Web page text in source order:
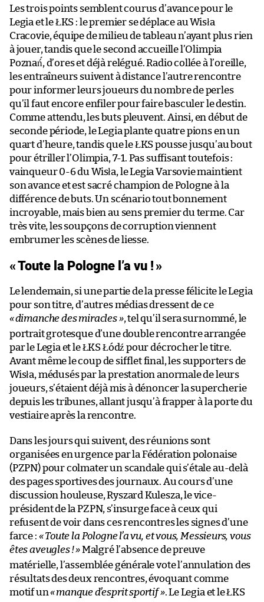
Les trois points semblent courus d’avance pour le
Legia et le ŁKS : le premier se déplace au Wisła
Cracovie, équipe de milieu de tableau n’ayant plus rien
à jouer, tandis que le second accueille l’Olimpia
Poznań́, d’ores et déjà relégué. Radio collée à l’oreille,
les entraîneurs suivent à distance l’autre rencontre
pour informer leurs joueurs du nombre de perles
qu’il faut encore enfiler pour faire basculer le destin.
Comme attendu, les buts pleuvent. Ainsi, en début de
seconde période, le Legia plante quatre pions en un
quart d’heure, tandis que le ŁKS pousse jusqu’au bout
pour étriller l’Olimpia, 7-1. Pas suffisant toutefois :
vainqueur 0-6 du Wisła, le Legia Varsovie maintient
son avance et est sacré champion de Pologne à la
différence de buts. Un scénario tout bonnement
incroyable, mais bien au sens premier du terme. Car
très vite, les soupçons de corruption viennent
embrumer les scènes de liesse.
«Toute la Pologne l’a vu !»
Le lendemain, si une partie de la presse félicite le Legia
pour son titre, d’autres médias dressent de ce
«dimanche des miracles », tel qu’il sera surnommé, le
portrait grotesque d’une double rencontre arrangée
par le Legia et le ŁKS Łódź pour décrocher le titre.
Avant même le coup de sifflet final, les supporters de
Wisła, médusés par la prestation anormale de leurs
joueurs, s’étaient déjà mis à dénoncer la supercherie
depuis les tribunes, allant jusqu’à frapper à la porte du
vestiaire après la rencontre.
Dans les jours qui suivent, des réunions sont
organisées en urgence par la Fédération polonaise
(PZPN) pour colmater un scandale qui s’étale au-delà
des pages sportives des journaux. Au cours d’une
discussion houleuse, Ryszard Kulesza, le vice-
président de la PZPN, s’insurge face à ceux qui
refusent de voir dans ces rencontres les signes d’une
farce : « Toute la Pologne l’a vu, et vous, Messieurs, vous
êtes aveugles !»Malgré l’absence de preuve
matérielle, l’assemblée générale vote l’annulation des
résultats des deux rencontres, évoquant comme
motif un«manque d’esprit sportif ». Le Legia et le ŁKS